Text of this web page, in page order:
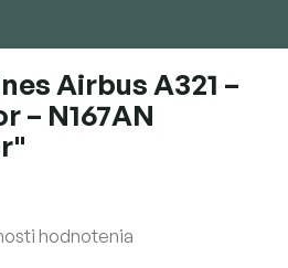
Airbus A321 –
– N167AN
hodnotenia